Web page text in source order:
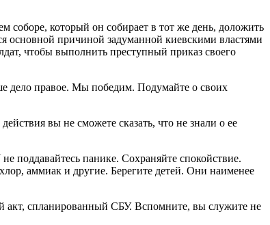
соборе, который он собирает в тот же день, доложить
основной причиной задуманной киевскими властями
чтобы выполнить преступный приказ своего
дело правое. Мы победим. Подумайте о своих
вы не сможете сказать, что не знали о ее
поддавайтесь панике. Сохраняйте спокойствие.
аммиак и другие. Берегите детей. Они наименее
акт, спланированный СБУ. Вспомните, вы служите не